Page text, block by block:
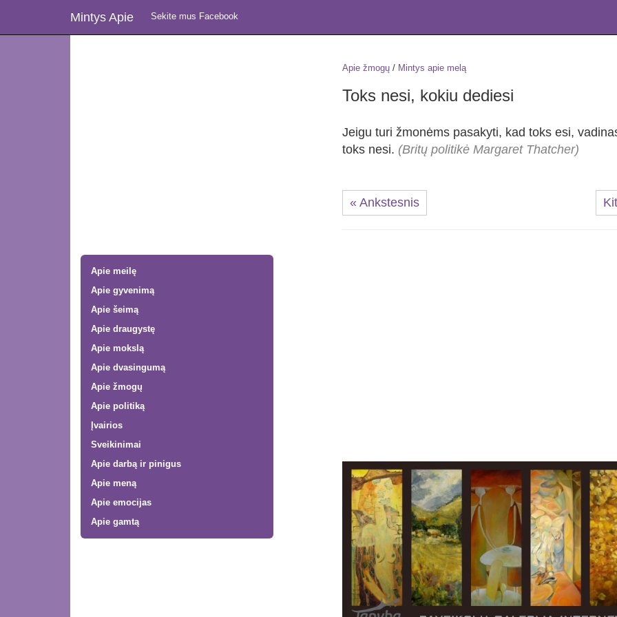
Mintys Apie Sekite mus Facebook
Apie meilę
Apie gyvenimą
Apie šeimą
Apie draugystę
Apie mokslą
Apie dvasingumą
Apie žmogų
Apie politiką
Įvairios
Sveikinimai
Apie darbą ir pinigus
Apie meną
Apie emocijas
Apie gamtą
Apie žmogų / Mintys apie melą
Toks nesi, kokiu dediesi
Jeigu turi žmonėms pasakyti, kad toks esi,
toks nesi. (Britų politikė Margaret Thatcher)
« Ankstesnis